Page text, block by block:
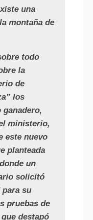
una
montaña de
todo
la
de
los
ganadero,
ministerio,
este nuevo
planteada
un
solicitó
para su
pruebas de
destapó